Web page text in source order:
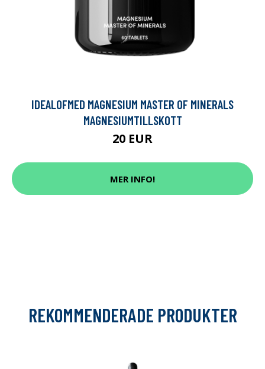
IDEALOFMED MAGNESIUM MASTER OF MINERALS
MAGNESIUMTILLSKOTT
20 EUR
MER INFO!
REKOMMENDERADE PRODUKTER